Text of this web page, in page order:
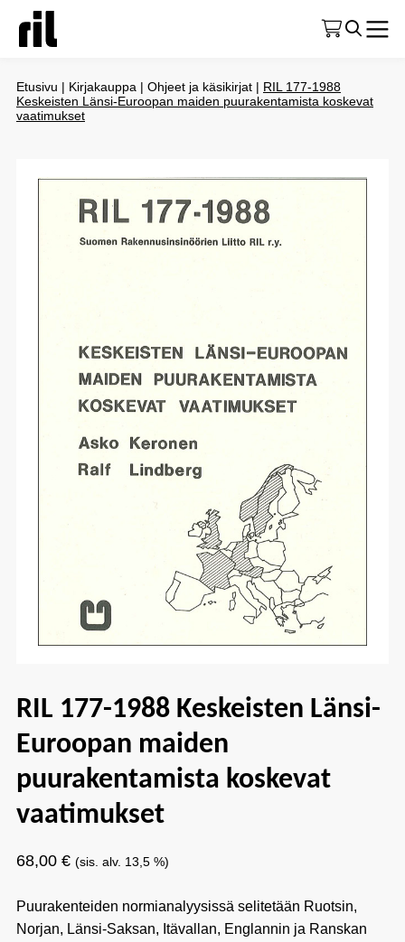
Etusivu | Kirjakauppa | Ohjeet ja käsikirjat | RIL 177-1988
Keskeisten Länsi-Euroopan maiden puurakentamista koskevat
vaatimukset
RIL 177-1988 Keskeisten Länsi-
Euroopan maiden
puurakentamista koskevat
vaatimukset
68,00 € (sis. alv. 13,5 %)
Puurakenteiden normianalyysissä selitetään Ruotsin,
Norjan, Länsi-Saksan, Itävallan, Englannin ja Ranskan